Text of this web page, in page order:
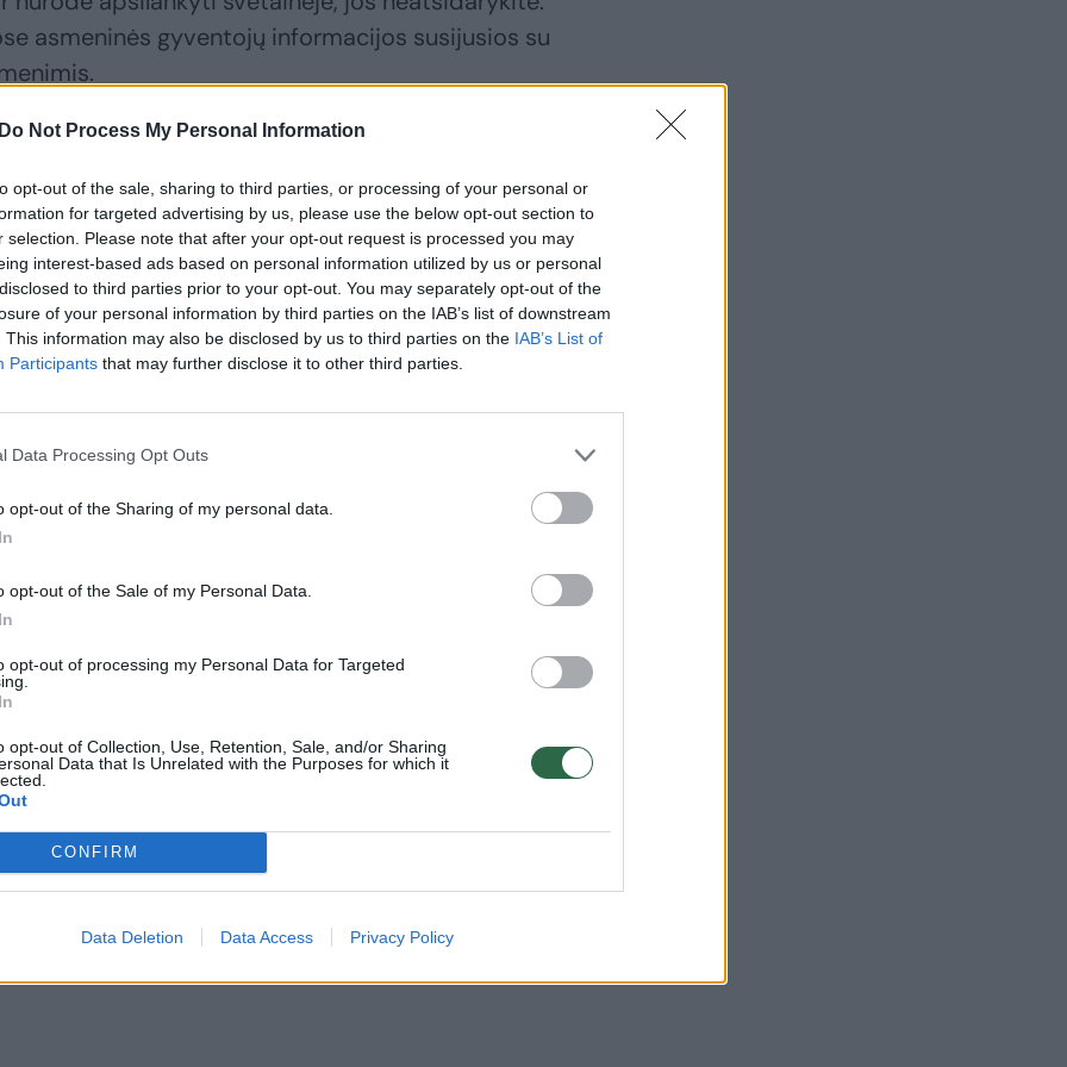
Do Not Process My Personal Information
opt-out of the sale, sharing to third parties, or processing of your personal or
for targeted advertising by us, please use the below opt-out section to
selection. Please note that after your opt-out request is processed you may
interest-based ads based on personal information utilized by us or personal
to third parties prior to your opt-out. You may separately opt-out of the
of your personal information by third parties on the IAB’s list of downstream
This information may also be disclosed by us to third parties on the IAB’s List of
Participants that may further disclose it to other third parties.
Data Processing Opt Outs
opt-out of the Sharing of my personal data.
opt-out of the Sale of my Personal Data.
opt-out of processing my Personal Data for Targeted
opt-out of Collection, Use, Retention, Sale, and/or Sharing
Data that Is Unrelated with the Purposes for which it
CONFIRM
Data Deletion Data Access Privacy Policy
asmeninės gyventojų informacijos susijusios su
Policija įspėja apie
naują sukčiavimo
sukūrė į esveikata.lt
Jei skridote ar
sukluskite: dėl
mokėjimo korteles
atsiduria asmeninėse „Sodros“
arbadraudejai.sodra.lt. Prie paskyrų jungiamasi
parašo, elektroninės bankininkystės
kviečiame pranešti „Sodrai“.